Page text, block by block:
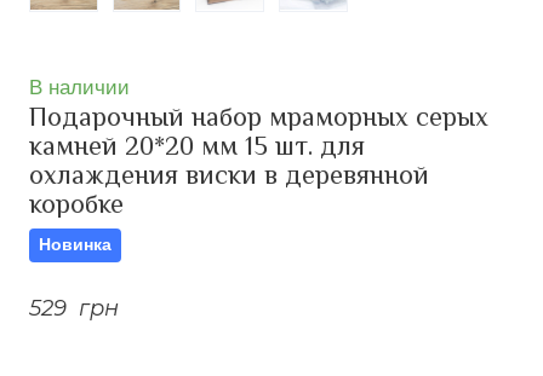
В наличии
Подарочный набор мраморных серых
камней 20*20 мм 15 шт. для
охлаждения виски в деревянной
коробке
Новинка
529  грн